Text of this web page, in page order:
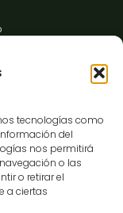
tecnologías como
del
nos permitirá
o las
o retirar el
a ciertas